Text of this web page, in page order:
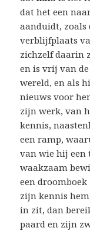
dat het een
aanduidt, zoals
verblijfplaats
zichzelf daarin
en is vrij van
wereld, en als
nieuws voor
zijn werk, van
kennis,
een ramp,
van wie hij een
waakzaam
een
zijn kennis
in zit, dan
paard en zijn